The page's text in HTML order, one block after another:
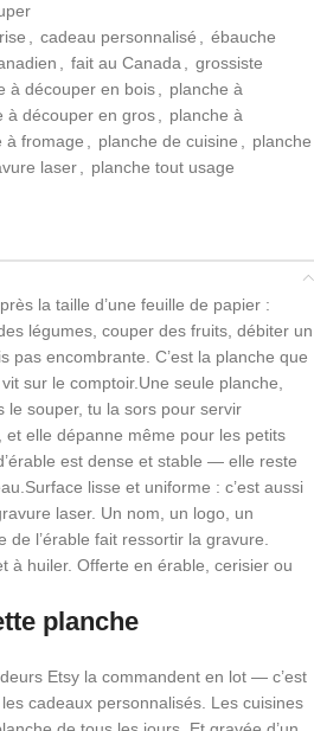
, cadeau personnalisé , ébauche
, fait au Canada, grossiste
à découper en bois, planche à
à découper en gros, planche à
à fromage , planche de cuisine , planche
laser, planche tout usage
la taille d’une feuille de papier :
légumes, couper des fruits, débiter un
pas encombrante. C’est la planche que
sur le comptoir.Une seule planche,
le souper, tu la sors pour servir
et elle dépanne même pour les petits
est dense et stable — elle reste
lisse et uniforme : c’est aussi
laser. Un nom, un logo, un
l’érable fait ressortir la gravure.
à huiler. Offerte en érable, cerisier ou
planche
Etsy la commandent en lot — c’est
cadeaux personnalisés. Les cuisines